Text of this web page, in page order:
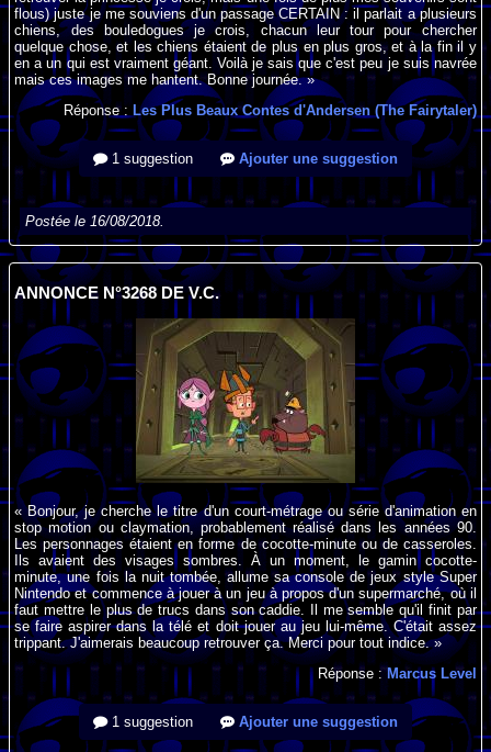
flous) juste je me souviens d'un passage CERTAIN : il parlait a plusieurs
chiens, des bouledogues je crois, chacun leur tour pour chercher
quelque chose, et les chiens étaient de plus en plus gros, et à la fin il y
en a un qui est vraiment géant. Voilà je sais que c'est peu je suis navrée
mais ces images me hantent. Bonne journée. »
Réponse : Les Plus Beaux Contes d'Andersen (The Fairytaler)
1 suggestion Ajouter une suggestion
Postée le 16/08/2018.
ANNONCE N°3268 DE V.C.
« Bonjour, je cherche le titre d'un court-métrage ou série d'animation en
stop motion ou claymation, probablement réalisé dans les années 90.
Les personnages étaient en forme de cocotte-minute ou de casseroles.
Ils avaient des visages sombres. À un moment, le gamin cocotte-
minute, une fois la nuit tombée, allume sa console de jeux style Super
Nintendo et commence à jouer à un jeu à propos d'un supermarché, où il
faut mettre le plus de trucs dans son caddie. Il me semble qu'il finit par
se faire aspirer dans la télé et doit jouer au jeu lui-même. C'était assez
trippant. J'aimerais beaucoup retrouver ça. Merci pour tout indice. »
Réponse :Marcus Level
1 suggestion Ajouter une suggestion